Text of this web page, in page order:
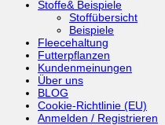
Stoffe& Beispiele
Stoffübersicht
Beispiele
Fleecehaltung
Futterpflanzen
Kundenmeinungen
Über uns
BLOG
Cookie-Richtlinie (EU)
Anmelden / Registrieren